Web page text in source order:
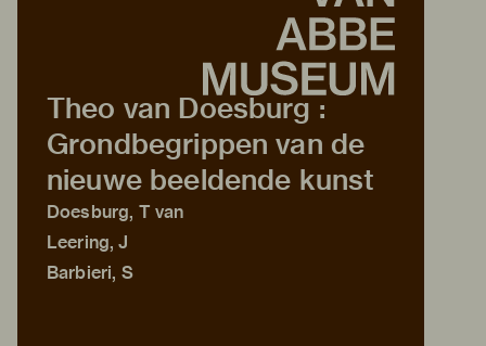
Theo van Doesburg :
Grondbegrippen van de
nieuwe beeldende kunst
Doesburg, T van
Leering, J
Barbieri, S